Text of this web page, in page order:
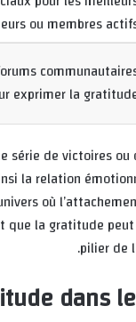
ou membres
exprimer la
série de victoires
la relation
où
la gratitude
pilier de
dans